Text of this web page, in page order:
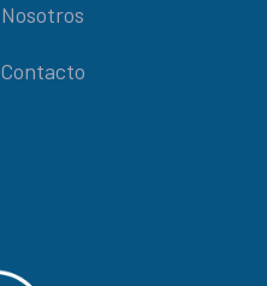
Nosotros
Contacto